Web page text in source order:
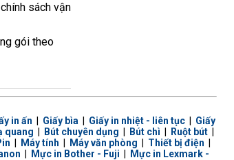
sách vận
gói theo
in ấn Giấy bìa Giấy in nhiệt - liên tục| Giấy
quang Bút chuyên dụng Bút chì Ruột bút|
Máy tính Máy văn phòng Thiết bị điện
Mực in Bother - Fuji
Mực in Lexmark -